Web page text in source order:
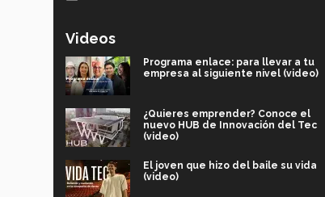
Videos
Programa enlace: para llevar a tu
empresa al siguiente nivel (video)
¿Quieres emprender? Conoce el
nuevo HUB de Innovación del Tec
(video)
El joven que hizo del baile su vida
(video)